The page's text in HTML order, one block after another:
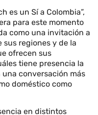
es un Sí a Colombia”,
para este momento
como una invitación a
sus regiones y de la
ofrecen sus
tiene presencia la
una conversación más
doméstico como
en distintos